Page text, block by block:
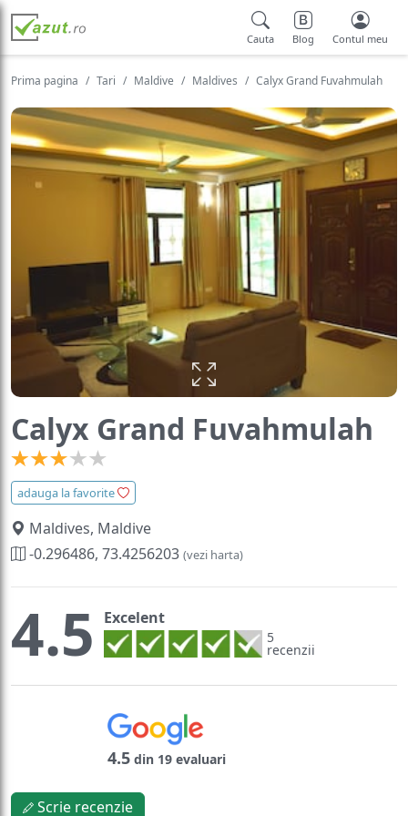
Cauta Blog Contul meu
Prima pagina Tari Maldive Maldives Calyx Grand Fuvahmulah
Calyx Grand Fuvahmulah
adauga la favorite
Maldives, Maldive
-0.296486, 73.4256203 (vezi harta)
4.5 Excelent
5
recenzii
4.5 din 19 evaluari
Scrie recenzie